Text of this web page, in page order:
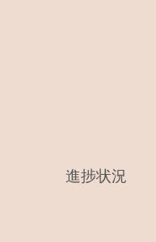
進捗状況